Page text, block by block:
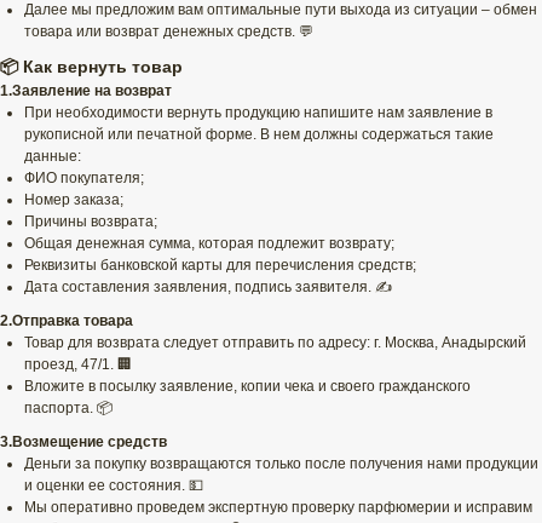
Далее мы предложим вам оптимальные пути выхода из ситуации – обмен
товара или возврат денежных средств. 💬
📦 Как вернуть товар
1.Заявление на возврат
При необходимости вернуть продукцию напишите нам заявление в
рукописной или печатной форме. В нем должны содержаться такие
данные:
ФИО покупателя;
Номер заказа;
Причины возврата;
Общая денежная сумма, которая подлежит возврату;
Реквизиты банковской карты для перечисления средств;
Дата составления заявления, подпись заявителя. ✍️
2.Отправка товара
Товар для возврата следует отправить по адресу: г. Москва, Анадырский
проезд, 47/1. 🏢
Вложите в посылку заявление, копии чека и своего гражданского
паспорта. 📦
3.Возмещение средств
Деньги за покупку возвращаются только после получения нами продукции
и оценки ее состояния. 💵
Мы оперативно проведем экспертную проверку парфюмерии и исправим